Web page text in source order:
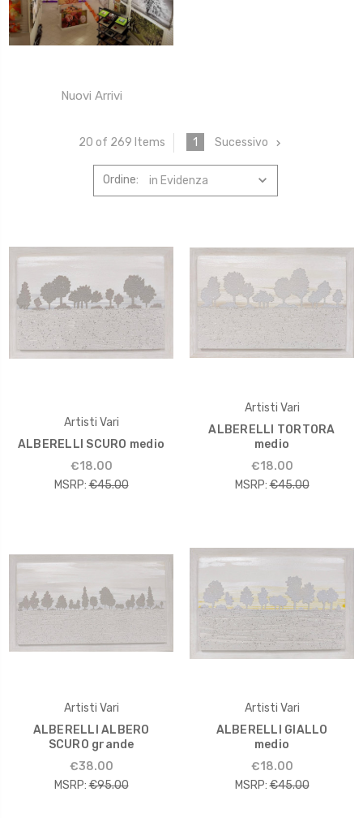
Nuovi Arrivi
20 of 269 Items 1 Sucessivo
Ordine:
Artisti Vari
ALBERELLI SCURO medio
€18.00
MSRP: €45.00
Artisti Vari
ALBERELLI TORTORA
medio
€18.00
MSRP: €45.00
Artisti Vari
ALBERELLI ALBERO
SCURO grande
€38.00
MSRP: €95.00
Artisti Vari
ALBERELLI GIALLO
medio
€18.00
MSRP: €45.00